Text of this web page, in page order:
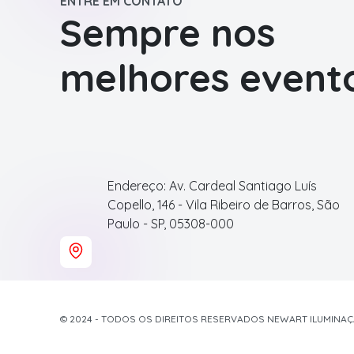
Sempre nos
melhores
Endereço: Av. Cardeal Santiago Luís
Copello, 146 - Vila Ribeiro de Barros, São
Paulo - SP, 05308-000
© 2024 - TODOS OS DIREITOS RESERVADOS NEWART